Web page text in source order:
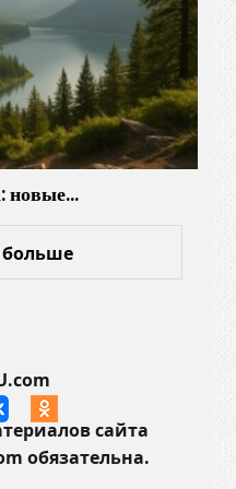
новые…
больше
сайта
обязательна.